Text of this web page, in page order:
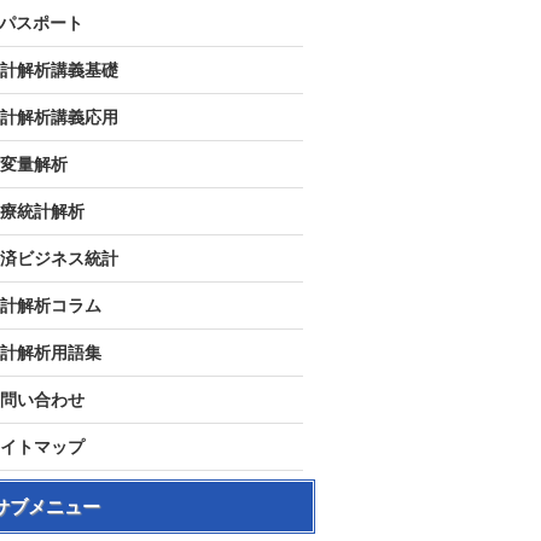
スポート
解析講義基礎
解析講義応用
量解析
統計解析
ビジネス統計
解析コラム
解析用語集
い合わせ
トマップ
ブメニュー